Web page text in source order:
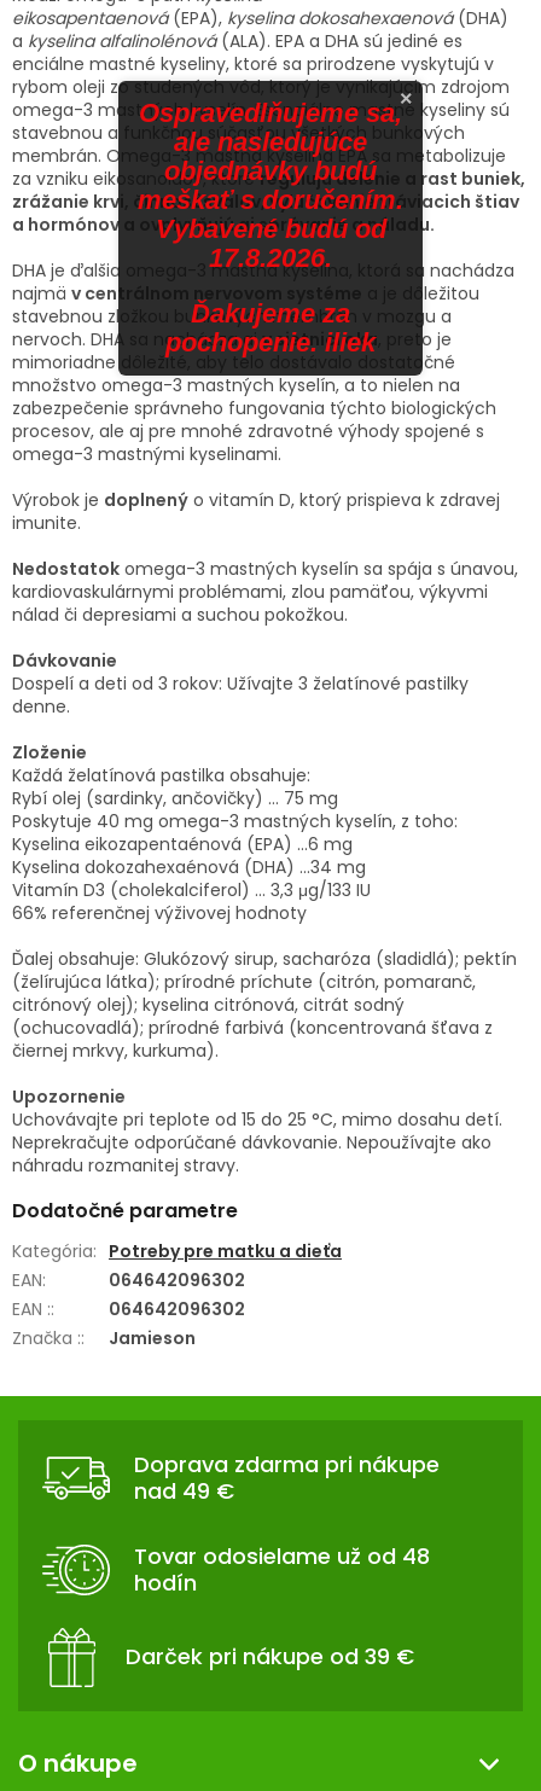
eikosapentaenová(EPA), kyselina dokosahexaenová(DHA)
a kyselina alfalinolénová(ALA). EPA a DHA sú jediné es
enciálne mastné kyseliny, ktoré sa prirodzene vyskytujú v
rybom oleji zo studených vôd, ktorý je vynikajúcim zdrojom
omega-3 mastných kyselín. Esenciálne mastné kyseliny sú
stavebnou a funkčnou súčasťou všetkých bunkových
membrán. Omega-3 mastná kyselina EPA sa metabolizuje
za vzniku eikosanoidov, ktoréregulujú delenie a rast buniek,
zrážanie krvi, činnosť svalov, vylučovanie tráviacich štiav
a hormónov a ovplyvňujú aj správanie a náladu.
DHA je ďalšia omega-3 mastná kyselina, ktorá sa nachádza
najmä v centrálnom ne
a je dôležitou
stavebnou zložkou bunkových membrán v mozgu a
nervoch. DHA sa nachádza ajv sietnici oka , preto je
mimoriadne dôležité, aby telo dostávalo dostatočné
množstvo omega-3 mastných kyselín, a to nielen na
zabezpečenie správneho fungovania týchto biologických
procesov, ale aj pre mnohé zdravotné výhody spojené s
omega-3 mastnými kyselinami.
Výrobok je doplnený o vitamín D, ktorý prispieva k zdravej
imunite.
Nedostatok omega-3 mastných kyselín sa spája s únavou,
kardiovaskulárnymi problémami, zlou pamäťou, výkyvmi
nálad či depresiami a suchou pokožkou.
Dávkovanie
Dospelí a deti od 3 rokov: Užívajte 3 želatínové pastilky
denne.
Zloženie
Každá želatínová pastilka obsahuje:
Rybí olej (sardinky, ančovičky) ... 75 mg
Poskytuje 40 mg omega-3 mastných kyselín, z toho:
Kyselina eikozapentaénová (EPA) ...6 mg
Kyselina dokozahexaénová (DHA) ...34 mg
Vitamín D3 (cholekalciferol) ... 3,3 μg/133 IU
66% referenčnej výživovej hodnoty
Ďalej obsahuje: Glukózový sirup, sacharóza (sladidlá); pektín
(želírujúca látka); prírodné príchute (citrón, pomaranč,
citrónový olej); kyselina citrónová, citrát sodný
(ochucovadlá); prírodné farbivá (koncentrovaná šťava z
čiernej mrkvy, kurkuma).
Upozornenie
Uchovávajte pri teplote od 15 do 25 °C, mimo dosahu detí.
Neprekračujte odporúčané dávkovanie. Nepoužívajte ako
náhradu rozmanitej stravy.
Dodatočné parametre
Kategória: Potreby pre matku a dieťa
EAN:
064642096302
EAN ::
064642096302
Značka :: Jamieson
Z
Doprava zdarma pri nákupe
nad 49 €
Tovar odosielame už od 48
hodín
Darček pri nákupe od 39 €
O nákupe
×
Ospravedlňujeme sa,
ale nasledujúce
objednávky budú
meškať s doručením.
Vybavené budú od
17.8.2026.
Ďakujeme za
pochopenie. iliek